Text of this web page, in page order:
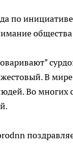
по
В
Во многих